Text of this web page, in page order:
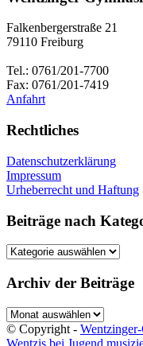
Falkenbergerstraße 21
79110 Freiburg
Tel.: 0761/201-7700
Fax: 0761/201-7419
Anfahrt
Rechtliches
Datenschutzerklärung
Impressum
Urheberrecht und Haftung
Beiträge nach
Beiträge
Kategorien
Archiv der Beiträge
Archiv
der
Beiträge
© Copyright -
Wentzis bei Jugend